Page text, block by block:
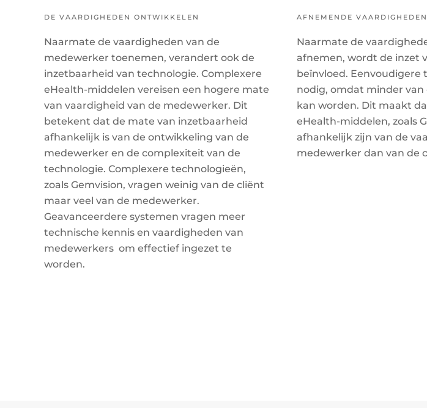
DE VAARDIGHEDEN ONTWIKKELEN
Naarmate de vaardigheden van de
medewerker toenemen, verandert ook de
inzetbaarheid van technologie. Complexere
eHealth-middelen vereisen een hogere mate
van vaardigheid van de medewerker. Dit
betekent dat de mate van inzetbaarheid
afhankelijk is van de ontwikkeling van de
medewerker en de complexiteit van de
technologie. Complexere technologieën,
zoals Gemvision, vragen weinig van de cliënt
maar veel van de medewerker.
Geavanceerdere systemen vragen meer
technische kennis en vaardigheden van
medewerkers om effectief ingezet te
worden.
AFNEMENDE VAARDIGHEDEN
Naarmate de
afnemen, wordt de inzet
beïnvloed. Eenvoudigere
nodig, omdat minder
kan worden. Dit maakt
eHealth-middelen, zoals
afhankelijk zijn van de
medewerker dan van de